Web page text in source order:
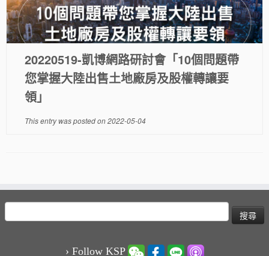
20220519-凱博網路研討會「10個問題帶
您掌握大陸出售土地廠房及股權轉讓要
領」
This entry was posted on2022-05-04
尋
› Follow KSP